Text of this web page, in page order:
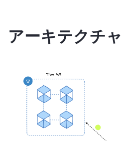
アーキテクチャ